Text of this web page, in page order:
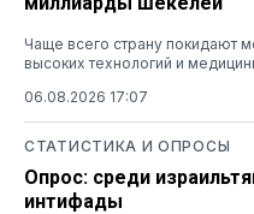
Чаще всего страну покидают
высоких технологий и
06.08.2026 17:07
СТАТИСТИКА И ОПРОСЫ
Опрос: среди
интифады